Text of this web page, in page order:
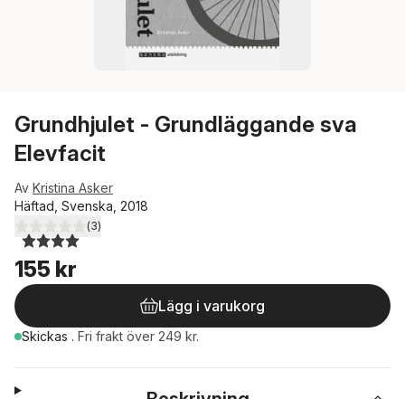
Grundhjulet - Grundläggande sva
Elevfacit
Av Kristina Asker
Häftad, Svenska, 2018
4,0utav 5 stjärnor. Totalt antal röster:
(3)
155 kr
Lägg i varukorg
Skickas . Fri frakt över 249 kr.